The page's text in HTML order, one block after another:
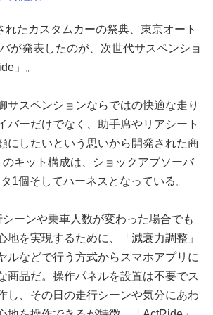
れたカスタムカーの祭典、東京オート
が発表したのが、次世代サスペンショ
」。
サスペンションならではの快適な走り
バーだけでなく、助手席やリアシート
にしたいという思いから開発された商
キット構成は、ショックアブソーバ
1個そしてハーネスとなっている。
シーンや乗車人数が変わった場合でも
地を実現するために、「減衰力調整」
ルなどで行う方式からスマホアプリに
商品だ。操作パネルを設置は不要でス
し、その日の走行シーンや気分にあわ